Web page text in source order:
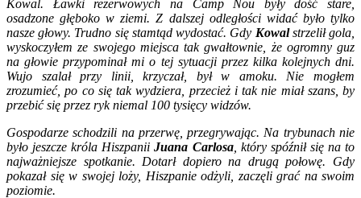
Kowal. Ławki rezerwowych na Camp Nou były dość stare,
osadzone głęboko w ziemi. Z dalszej odległości widać było tylko
nasze głowy. Trudno się stamtąd wydostać. Gdy Kowalstrzelił gola,
wyskoczyłem ze swojego miejsca tak gwałtownie, że ogromny guz
na głowie przypominał mi o tej sytuacji przez kilka kolejnych dni.
Wujo szalał przy linii, krzyczał, był w amoku. Nie mogłem
zrozumieć, po co się tak wydziera, przecież i tak nie miał szans, by
przebić się przez ryk niemal 100 tysięcy widzów.
Gospodarze schodzili na przerwę, przegrywając. Na trybunach nie
było jeszcze króla HiszpaniiJuana Carlosa, który spóźnił się na to
najważniejsze spotkanie. Dotarł dopiero na drugą połowę. Gdy
pokazał się w swojej loży, Hiszpanie odżyli, zaczęli grać na swoim
poziomie.